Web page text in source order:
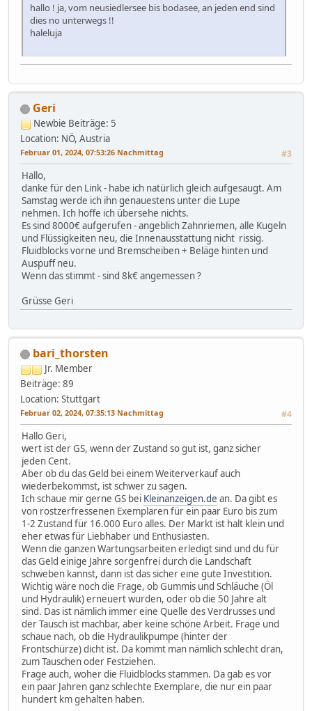
hallo ! ja, vom neusiedlersee bis bodasee, an jeden end sind
dies no unterwegs !!
haleluja
Geri
Newbie Beiträge: 5
Location: NÖ, Austria
Februar 01, 2024, 07:53:26 Nachmittag #3
Hallo,
danke für den Link - habe ich natürlich gleich aufgesaugt. Am
Samstag werde ich ihn genauestens unter die Lupe
nehmen. Ich hoffe ich übersehe nichts.
Es sind 8000€ aufgerufen - angeblich Zahnriemen, alle Kugeln
und Flüssigkeiten neu, die Innenausstattung nicht rissig.
Fluidblocks vorne und Bremscheiben + Beläge hinten und
Auspuff neu.
Wenn das stimmt - sind 8k€ angemessen ?
Grüsse Geri
bari_thorsten
Jr. Member
Beiträge: 89
Location: Stuttgart
Februar 02, 2024, 07:35:13 Nachmittag #4
Hallo Geri,
wert ist der GS, wenn der Zustand so gut ist, ganz sicher
jeden Cent.
Aber ob du das Geld bei einem Weiterverkauf auch
wiederbekommst, ist schwer zu sagen.
Ich schaue mir gerne GS bei Kleinanzeigen.de an. Da gibt es
von rostzerfressenen Exemplaren für ein paar Euro bis zum
1-2 Zustand für 16.000 Euro alles. Der Markt ist halt klein und
eher etwas für Liebhaber und Enthusiasten.
Wenn die ganzen Wartungsarbeiten erledigt sind und du für
das Geld einige Jahre sorgenfrei durch die Landschaft
schweben kannst, dann ist das sicher eine gute Investition.
Wichtig wäre noch die Frage, ob Gummis und Schläuche (Öl
und Hydraulik) erneuert wurden, oder ob die 50 Jahre alt
sind. Das ist nämlich immer eine Quelle des Verdrusses und
der Tausch ist machbar, aber keine schöne Arbeit. Frage und
schaue nach, ob die Hydraulikpumpe (hinter der
Frontschürze) dicht ist. Da kommt man nämlich schlecht dran,
zum Tauschen oder Festziehen.
Frage auch, woher die Fluidblocks stammen. Da gab es vor
ein paar Jahren ganz schlechte Exemplare, die nur ein paar
hundert km gehalten haben.